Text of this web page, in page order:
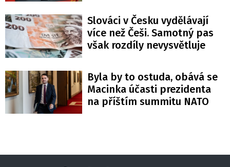
Slováci v Česku vydělávají
více než Češi. Samotný pas
však rozdíly nevysvětluje
Byla by to ostuda, obává se
Macinka účasti prezidenta
na příštím summitu NATO